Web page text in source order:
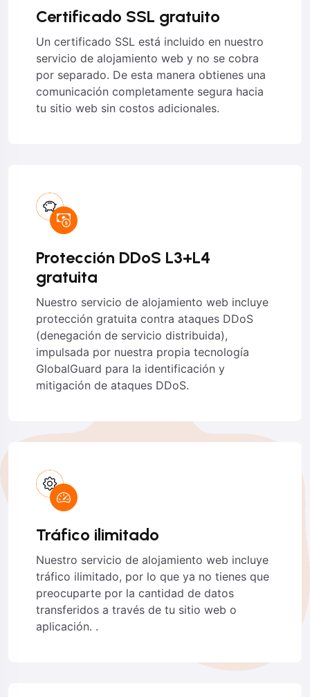
Certificado SSL gratuito
Un certificado SSL está incluido en nuestro
servicio de alojamiento web y no se cobra
por separado. De esta manera obtienes una
comunicación completamente segura hacia
tu sitio web sin costos adicionales.
Protección DDoS L3+L4
gratuita
Nuestro servicio de alojamiento web incluye
protección gratuita contra ataques DDoS
(denegación de servicio distribuida),
impulsada por nuestra propia tecnología
GlobalGuard para la identificación y
mitigación de ataques DDoS.
Tráfico ilimitado
Nuestro servicio de alojamiento web incluye
tráfico ilimitado, por lo que ya no tienes que
preocuparte por la cantidad de datos
transferidos a través de tu sitio web o
aplicación. .